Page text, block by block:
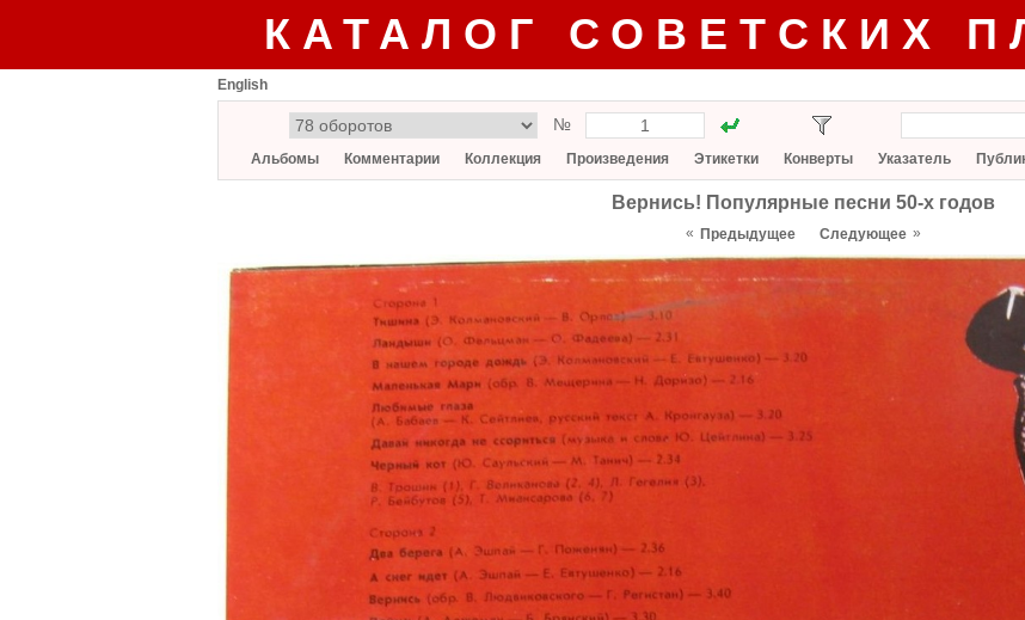
КАТАЛОГ СОВЕТСКИХ
English
№
Альбомы Комментарии Коллекция Произведения Этикетки Конверты Указатель
Вернись! Популярные песни 50-х годов
« Предыдущее Следующее »